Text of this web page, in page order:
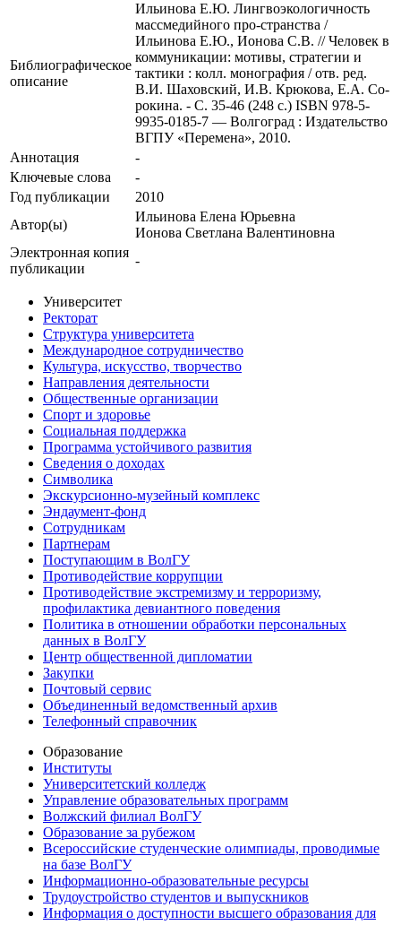
Библиографическое
описание
Ильинова Е.Ю. Лингвоэкологичность
массмедийного про-странства /
Ильинова Е.Ю., Ионова С.В. // Человек в
коммуникации: мотивы, стратегии и
тактики : колл. монография / отв. ред.
В.И. Шаховский, И.В. Крюкова, Е.А. Со-
рокина. - С. 35-46 (248 с.) ISBN 978-5-
9935-0185-7 — Волгоград : Издательство
ВГПУ «Перемена», 2010.
Аннотация
-
Ключевые cлова
-
Год публикации
2010
Автор(ы)
Ильинова Елена Юрьевна
Ионова Светлана Валентиновна
Электронная копия
публикации
-
Университет
Ректорат
Структура университета
Международное сотрудничество
Культура, искусство, творчество
Направления деятельности
Общественные организации
Спорт и здоровье
Социальная поддержка
Программа устойчивого развития
Сведения о доходах
Символика
Экскурсионно-музейный комплекс
Эндаумент-фонд
Сотрудникам
Партнерам
Поступающим в ВолГУ
Противодействие коррупции
Противодействие экстремизму и терроризму,
профилактика девиантного поведения
Политика в отношении обработки персональных
данных в ВолГУ
Центр общественной дипломатии
Закупки
Почтовый сервис
Объединенный ведомственный архив
Телефонный справочник
Образование
Институты
Университетский колледж
Управление образовательных программ
Волжский филиал ВолГУ
Образование за рубежом
Всероссийские студенческие олимпиады, проводимые
на базе ВолГУ
Информационно-образовательные ресурсы
Трудоустройство студентов и выпускников
Информация о доступности высшего образования для